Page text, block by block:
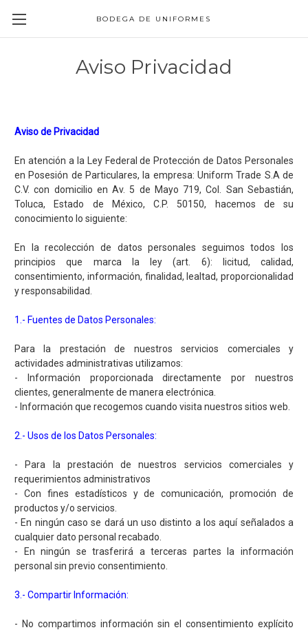
BODEGA DE UNIFORMES
Aviso Privacidad
Aviso de Privacidad
En atención a la Ley Federal de Protección de Datos Personales
en Posesión de Particulares, la empresa: Uniform Trade S.A de
C.V. con domicilio en Av. 5 de Mayo 719, Col. San Sebastián,
Toluca, Estado de México, C.P. 50150, hacemos de su
conocimiento lo siguiente:
En la recolección de datos personales seguimos todos los
principios que marca la ley (art. 6): licitud, calidad,
consentimiento, información, finalidad, lealtad, proporcionalidad
y responsabilidad.
1.- Fuentes de Datos Personales:
Para la prestación de nuestros servicios comerciales y
actividades administrativas utilizamos:
- Información proporcionada directamente por nuestros
clientes, generalmente de manera electrónica.
- Información que recogemos cuando visita nuestros sitios web.
2.- Usos de los Datos Personales:
- Para la prestación de nuestros servicios comerciales y
requerimientos administrativos
- Con fines estadísticos y de comunicación, promoción de
productos y/o servicios.
- En ningún caso se dará un uso distinto a los aquí señalados a
cualquier dato personal recabado.
- En ningún se trasferirá a terceras partes la información
personal sin previo consentimiento.
3.- Compartir Información:
- No compartimos información sin el consentimiento explícito